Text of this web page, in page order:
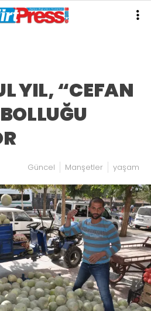
YIL, “CEFAN
Güncel Manşetler yaşam